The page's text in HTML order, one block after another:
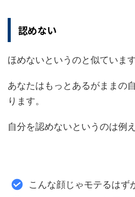
認めない
ほめないというのと似ています
あなたはもっとあるがままの
ります。
自分を認めないというのは例え
こんな顔じゃモテるはず